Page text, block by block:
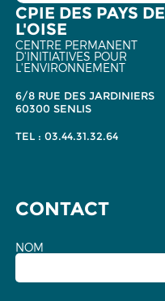
CPIE DES PAYS DE
L'OISE
CENTRE PERMANENT
D'INITIATIVES POUR
L'ENVIRONNEMENT
6/8 RUE DES JARDINIERS
60300 SENLIS
TEL : 03.44.31.32.64
CONTACT
NOM